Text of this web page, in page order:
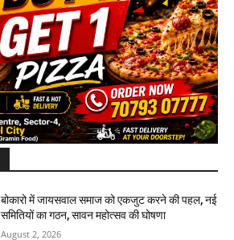
बोकारो में जायसवाल समाज को एकजुट करने की पहल, नई
समितियों का गठन, सावन महोत्सव की घोषणा
August 2, 2026